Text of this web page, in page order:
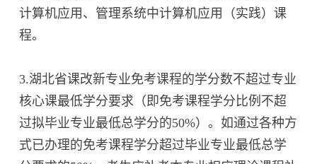
计算机应用、管理系统中计算机应用（实践）课
程。
3.湖北省课改新专业免考课程的学分数不超过专业
核心课最低学分要求（即免考课程学分比例不超
过拟毕业专业最低总学分的50%）。如通过各种方
式已办理的免考课程学分超过毕业专业最低总学